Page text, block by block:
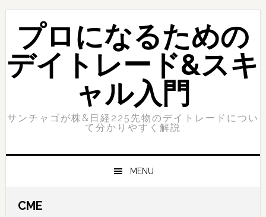
Skip
primary
navigation
Skip
contentプロになるための
デイトレード&スキ
ャル入門
サンチャゴが株&日経225先物のデイトレードについ
て分かりやすく解説
MENU
CME